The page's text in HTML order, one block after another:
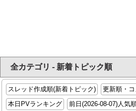
全カテゴリ - 新着トピック順
スレッド作成順(新着トピック)
更新順・
本日PVランキング
前日(2026-08-07)人気